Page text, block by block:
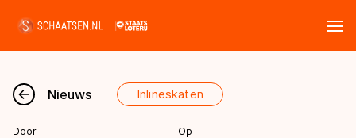
Nieuws
Nieuws Inlineskaten
Door Op